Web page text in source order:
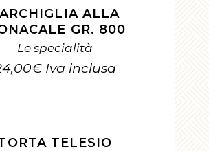
ALLA
GR. 800
Le specialità
€ Iva inclusa
TELESIO